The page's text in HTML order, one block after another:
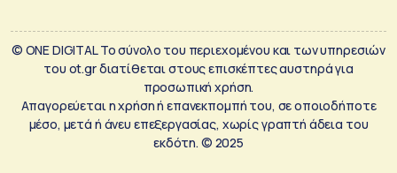
© ONE DIGITAL Το σύνολο του περιεχομένου και των υπηρεσιών
του ot.gr διατίθεται στους επισκέπτες αυστηρά για
προσωπική χρήση.
Απαγορεύεται η χρήση ή επανεκπομπή του, σε οποιοδήποτε
μέσο, μετά ή άνευ επεξεργασίας, χωρίς γραπτή άδεια του
εκδότη. © 2025